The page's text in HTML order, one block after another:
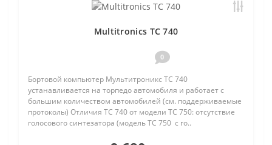
Multitronics TC 740
0
Бортовой компьютер Мультитроникс TC 740
устанавливается на торпедо автомобиля и работает с
большим количеством автомобилей (см. поддерживаемые
протоколы) Отличия TC 740 от модели TC 750: отсутствие
голосового синтезатора (модель TC 750 с го..